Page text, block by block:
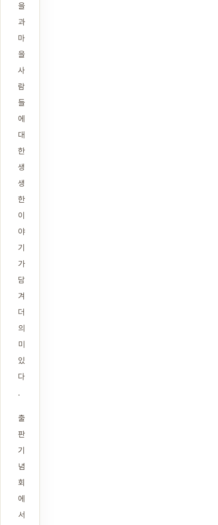
을
과
마
을
사
람
들
에
대
한
생
생
한
이
야
기
가
담
겨
더
의
미
있
다
.
출
판
기
념
회
에
서